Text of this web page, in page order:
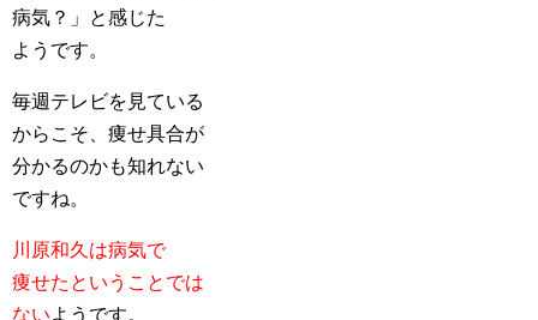
病気？」と感じた
ようです。
毎週テレビを見ている
からこそ、痩せ具合が
分かるのかも知れない
ですね。
川原和久は病気で
痩せたということでは
ないようです。